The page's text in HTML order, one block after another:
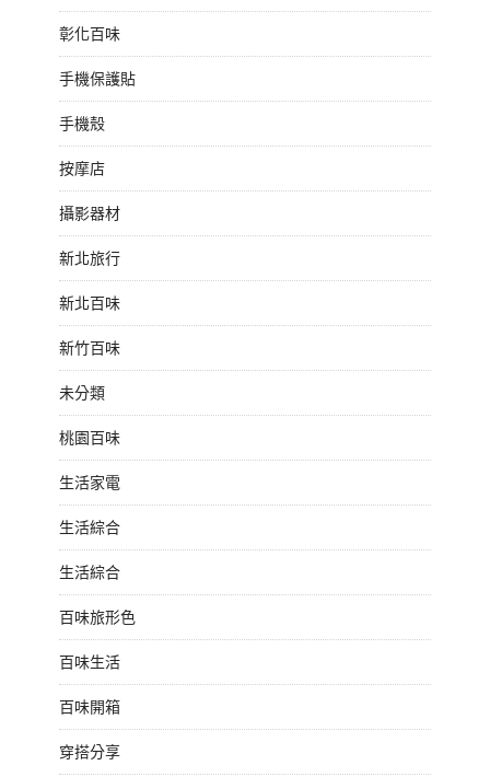
彰化百味
手機保護貼
手機殼
按摩店
攝影器材
新北旅行
新北百味
新竹百味
未分類
桃園百味
生活家電
生活綜合
生活綜合
百味旅形色
百味生活
百味開箱
穿搭分享